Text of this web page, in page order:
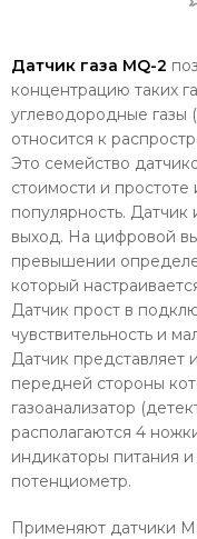
Датчик газа MQ-2
концентрацию таких
углеводородные газы
относится к
Это семейство
стоимости и простоте
популярность.
выход. На цифровой
превышении
который
Датчик прост в
чувствительность и
Датчик представляет
передней стороны
газоанализатор
располагаются 4
индикаторы питания
потенциометр.
Применяют датчики